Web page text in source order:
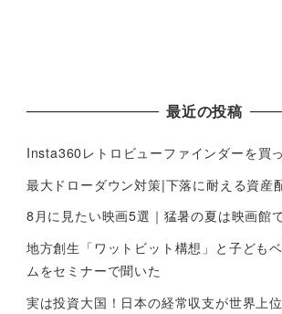
最近の投稿
Insta360レトロビューファインダーを買
最大ドローダウン対策|下落に耐える資産
8月に見たい映画5選｜猛暑の夏は映画館
地方創生「ワットビット構想」と子ども
ムをセミナーで聞いた
実は投資大国！日本の経常収支が世界上